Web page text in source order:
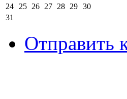
24
25 26 27 28 29 30
31
Отправить